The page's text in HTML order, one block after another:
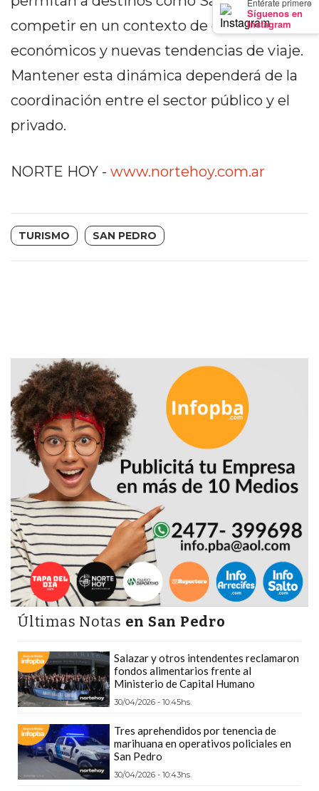
Entérate primero
Síguenos en
Instagram
PRECIOS
WHEY
PROTEIN
DÓNDE
COMPRAR
GIMNASIO
PERGAMINO
CREAR
PERGAMINO:
DÓNDE
COMPRAR
PROTEÍNA,
CREATINA
ENTRENO
CON
ASESORAMIENTO
PROFESIONAL
QUÉ
ES
CHANGUITO.COM.AR
CÓMO
FUNCIONA:
CREAR
TIENDAS
ONLINE
CON
PEDIDOS
POR
competir en un contexto de cambios
económicos y nuevas tendencias de viaje.
Mantener esta dinámica dependerá de la
coordinación entre el sector público y el
privado.
NORTE HOY - www.nortehoy.com.ar
TURISMO SAN PEDRO
Últimas Notas en San Pedro
Salazar y otros intendentes reclamaron
fondos alimentarios frente al
Ministerio de Capital Humano
30/04/2026 - 10:45hs.
Tres aprehendidos por tenencia de
marihuana en operativos policiales en
San Pedro
30/04/2026 - 10:43hs.